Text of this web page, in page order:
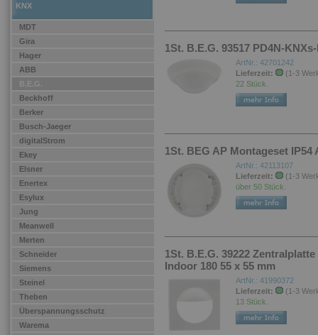
KNX
MDT
Gira
Hager
ABB
B.E.G.
Beckhoff
Berker
Busch-Jaeger
digitalStrom
Ekey
Elsner
Enertex
Esylux
Jung
Meanwell
Merten
Schneider
Siemens
Steinel
Theben
Überspannungsschutz
Warema
1St. B.E.G. 93517 PD4N-
ArtNr.: 42701242
Lieferzeit:
(1-3
22 Stück.
1St. BEG AP Montageset IP54
ArtNr.: 42113107
Lieferzeit:
(1-3
über 50 Stück.
1St. B.E.G. 39222
Indoor 180 55 x 55 mm
ArtNr.: 41990372
Lieferzeit:
(1-3
13 Stück.